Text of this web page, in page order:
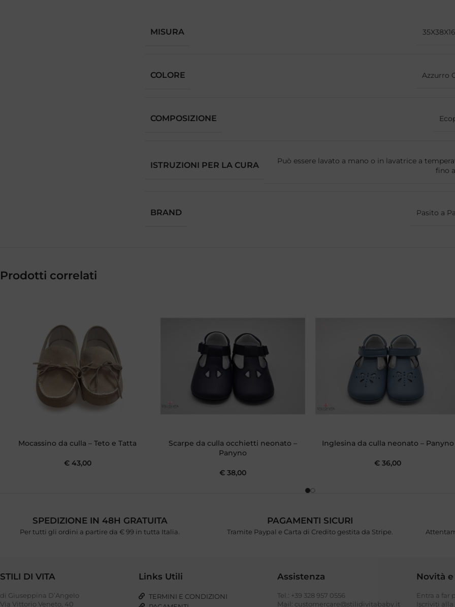
MISURA
COLORE Azzurro
COMPOSIZIONE
ISTRUZIONI PER LA CURA
Può essere lavato a mano o in lavatrice a
fino
BRAND Pasito a
Prodotti correlati
Mocassino da culla – Teto e Tatta
€43,00
Scarpe da culla occhietti neonato –
Panyno
€38,00
Inglesina da culla neonato – Panyno
€ 36,00
SPEDIZIONE IN 48H GRATUITA
Per tutti gli ordini a partire da € 99 in tutta Italia.
PAGAMENTI SICURI
Tramite Paypal e Carta di Credito gestita da Stripe.
STILI DI VITA
di Giuseppina D’Angelo
Via Vittorio Veneto, 40
Links Utili
TERMINI E CONDIZIONI
Assistenza
Tel.: +39 328 957 0556
Mail: customercare@stilidivitababy.it
Novità
Entra a far
Iscriviti